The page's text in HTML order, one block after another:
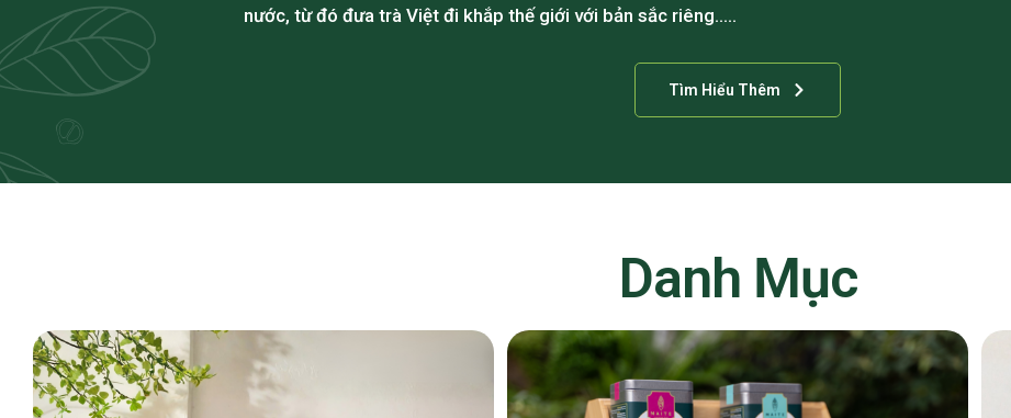
nước, từ đó đưa trà Việt đi khắp thế giới với bản sắc riêng…..
Tìm Hiểu Thêm
Danh Mục